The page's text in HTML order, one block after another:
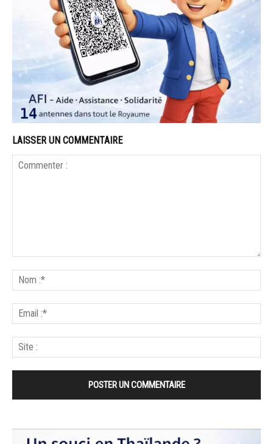
LAISSER UN COMMENTAIRE